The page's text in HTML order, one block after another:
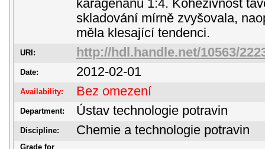
karagenanu 1:4. Kohezivnost
skladování mírně zvyšovala,
měla klesající tendenci.
URI: http://hdl.handle.net/10563/
Date: 2012-02-01
Availability: Bez omezení
Department: Ústav technologie potravin
Discipline: Chemie a technologie potravin
Grade for